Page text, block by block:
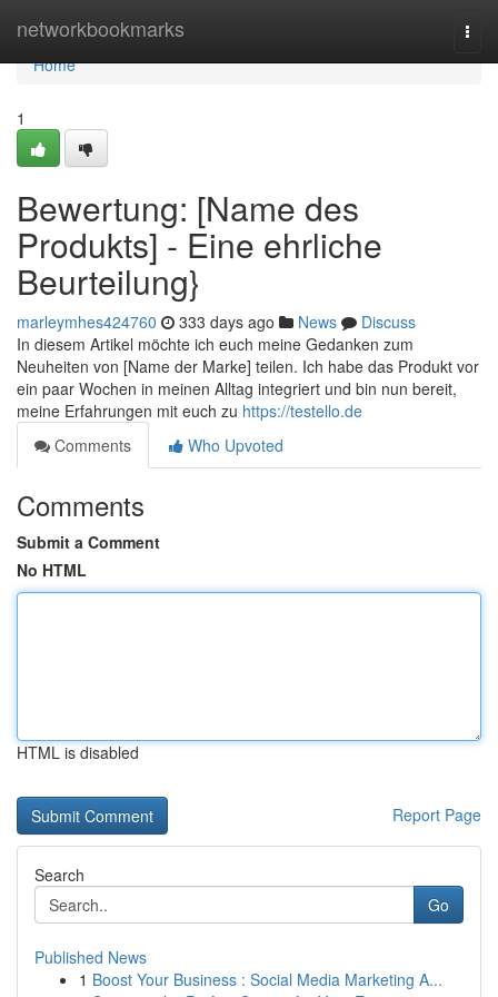
networkbookmarks
Home
Home
1
Bewertung: [Name des
Produkts] - Eine ehrliche
Beurteilung}
marleymhes424760 333 days ago News
Discuss
In diesem Artikel möchte ich euch meine Gedanken zum
Neuheiten von [Name der Marke] teilen. Ich habe das Produkt vor
ein paar Wochen in meinen Alltag integriert und bin nun bereit,
meine Erfahrungen mit euch zu https://testello.de
Comments
Who Upvoted
Comments
Submit a Comment
No HTML
HTML is disabled
Report Page
Search
Go
Published News
1 Boost Your Business : Social Media Marketing A...